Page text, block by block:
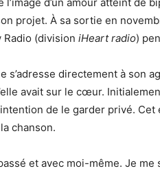
projet. À sa sortie en
Radio (division iHeart radio)
s’adresse directement à son
avait sur le cœur.
de le garder privé.
chanson.
et avec moi-même. Je